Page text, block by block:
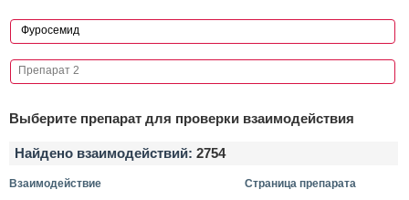
Выберите препарат для проверки взаимодействия
Найдено взаимодействий: 2754
Взаимодействие Страница препарата